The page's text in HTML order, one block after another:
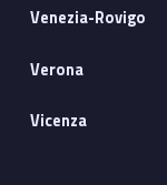
Venezia-Rovigo
Verona
Vicenza